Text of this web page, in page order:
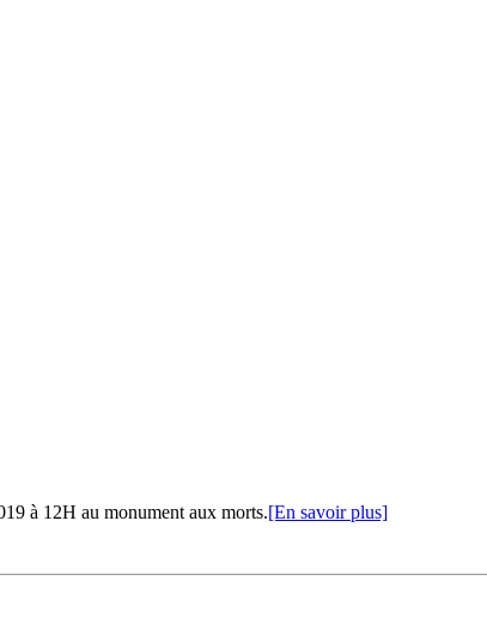
à 12H au monument aux morts.[En savoir plus]